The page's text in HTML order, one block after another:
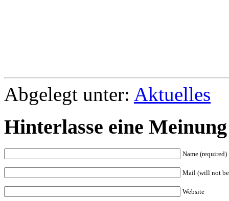
Abgelegt unter: Aktuelles
Hinterlasse eine Meinung
Name (required)
Mail (will not
Website